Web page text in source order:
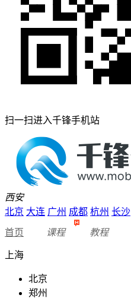
扫一扫进入千锋手机站
西安
北京 大连 广州 成都 杭州 长沙
首页 课程 教程
上海
北京
郑州